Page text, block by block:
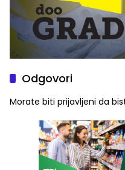
Odgovori
Morate biti prijavljeni da